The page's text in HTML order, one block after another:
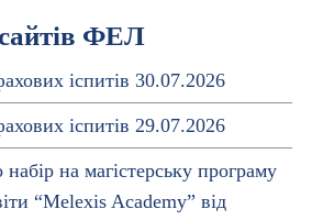
ФЕЛ
іспитів 30.07.2026
іспитів 29.07.2026
на магістерську програму
“Melexis Academy” від